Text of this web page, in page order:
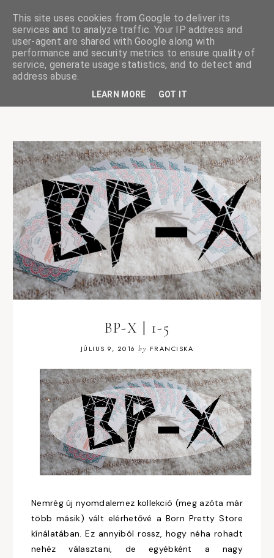
ciskaságok
BP-X | 1-5
JÚLIUS 9, 2016 by FRANCISKA
Nemrég új nyomdalemez kollekció (meg azóta már
több másik) vált elérhetővé a Born Pretty Store
kínálatában. Ez annyiból rossz, hogy néha rohadt
nehéz választani, de egyébként a nagy
This site uses cookies from Google to deliver its
services and to analyze traffic. Your IP address and
user-agent are shared with Google along with
performance and security metrics to ensure quality of
service, generate usage statistics, and to detect and
address abuse.
LEARN MORE GOT IT